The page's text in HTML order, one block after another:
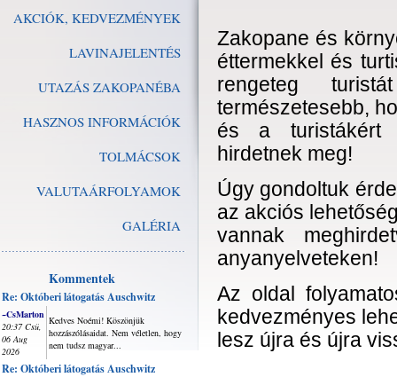
AKCIÓK, KEDVEZMÉNYEK
LAVINAJELENTÉS
UTAZÁS ZAKOPANÉBA
HASZNOS INFORMÁCIÓK
TOLMÁCSOK
VALUTAÁRFOLYAMOK
GALÉRIA
Kommentek
Re: Októberi látogatás Auschwitz
~CsMarton
20:37 Csü,
06 Aug
2026
Kedves Noémi! Köszönjük
hozzászólásaidat. Nem véletlen, hogy
nem tudsz magyar...
Re: Októberi látogatás Auschwitz
Zakopane és
éttermekkel és
rengeteg
természetesebb,
és a turistákért
hirdetnek meg!
Úgy gondoltuk
az akciós
vannak
anyanyelveteken!
Az oldal
kedvezményes
lesz újra és újra